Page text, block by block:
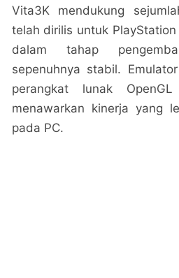
Vita3K mendukung
telah dirilis untuk
dalam tahap
sepenuhnya stabil.
perangkat lunak
menawarkan kinerja yang
pada PC.